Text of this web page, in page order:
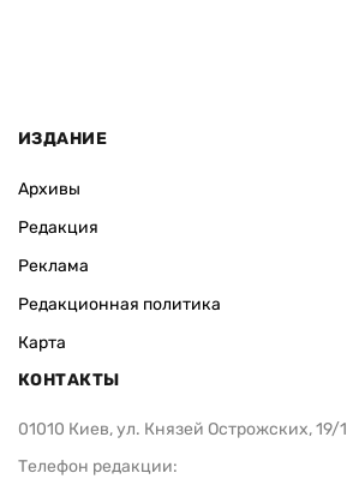
ИЗДАНИЕ
Архивы
Редакция
Реклама
Редакционная политика
Карта
КОНТАКТЫ
01010 Киев, ул. Князей Острожских, 19/1
Телефон редакции: